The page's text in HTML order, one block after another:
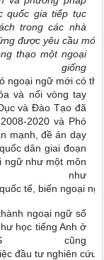
quốc gia tiếp tục
trong các nhà
được yêu cầu mới
thạo một ngoại
ngoại ngữ mới có
và nối vòng tay
và Đào Tạo đã
2020 và Phó
mạnh, đề án dạy
dân giai đoạn
ngữ như một môn
như
tế, biến ngoại
ngoại ngữ số
học tiếng Anh ở
cũng
đầu tư nghiên cứu